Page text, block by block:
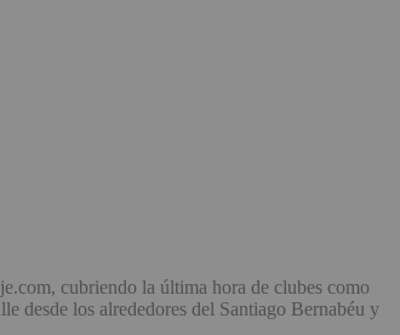
cubriendo la última hora de clubes como
desde los alrededores del Santiago Bernabéu y